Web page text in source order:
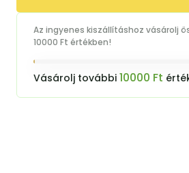
Az ingyenes kiszállításhoz vásárolj
10000 Ft értékben!
Vásárolj további 10000 Ft